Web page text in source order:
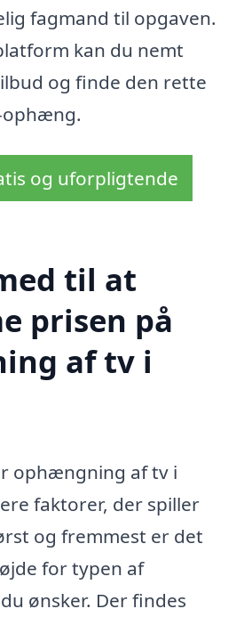
fagmand til opgaven.
kan du nemt
og finde den rette
og uforpligtende
til at
prisen på
af tv i
ophængning af tv i
faktorer, der spiller
og fremmest er det
for typen af
ønsker. Der findes